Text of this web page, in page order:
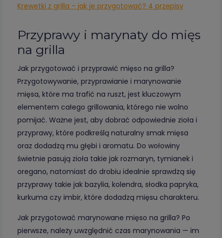
Krewetki z grilla – jak je przygotować? 4 przepisy
Przyprawy i marynaty do mięs
na grilla
Jak przygotować i przyprawić mięso na grilla?
Przygotowywanie, przyprawianie i marynowanie
mięsa, które ma trafić na ruszt, jest kluczowym
elementem całego grillowania, którego nie wolno
pomijać. Ważne jest, aby dobrać odpowiednie zioła i
przyprawy, które podkreślą naturalny smak mięsa
oraz dodadzą mu głębi i aromatu. Do wołowiny
świetnie pasują zioła takie jak rozmaryn, tymianek i
oregano, natomiast do drobiu idealnie sprawdzą się
przyprawy takie jak bazylia, kolendra, słodka papryka,
kurkuma czy imbir, które dodadzą mięsu charakteru.
Jak przygotować marynowane mięso na grilla? Po
pierwsze, należy uwzględnić czas marynowania — im